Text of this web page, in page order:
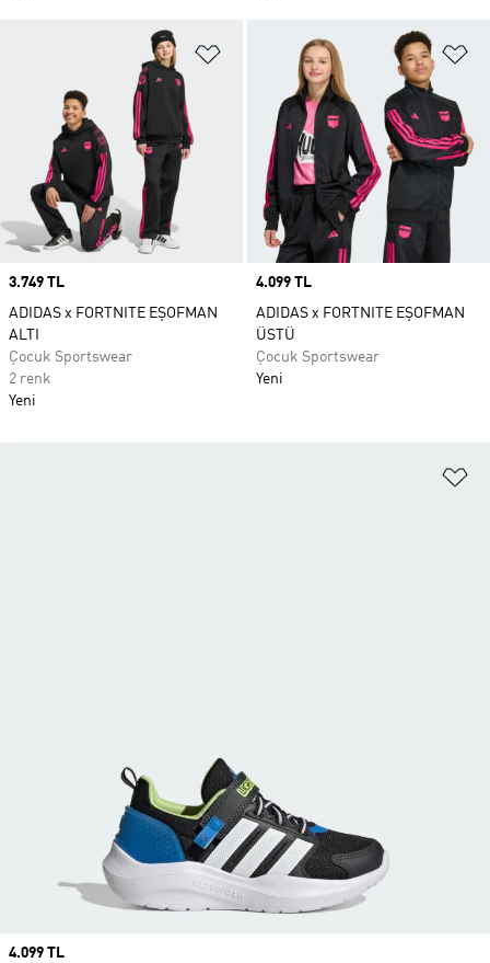
Favori Listesine Ekle
Price
3.749 TL
ADIDAS x FORTNITE EŞOFMAN
ALTI
Çocuk Sportswear
2 renk
Yeni
Price
4.099 TL
ADIDAS x FORTNITE EŞOFMAN
ÜSTÜ
Çocuk Sportswear
Yeni
Price
4.099 TL